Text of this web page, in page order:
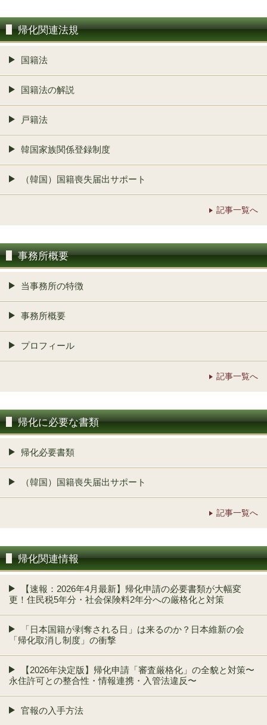
帰化関連法規
国籍法
国籍法の解説
戸籍法
韓国家族関係登録制度
（韓国）国籍喪失届出サポート
記事一覧へ
事務所概要
当事務所の特徴
事務所概要
プロフィール
記事一覧へ
帰化に必要な書類
帰化必要書類
（韓国）国籍喪失届出サポート
記事一覧へ
帰化関連情報
【速報：2026年4月最新】帰化申請の必要書類が大幅変
更！住民税5年分・社会保険料2年分への厳格化と対策
「日本国籍が剥奪される日」は来るのか？日本維新の会
「帰化取消し制度」の衝撃
【2026年決定版】帰化申請「審査厳格化」の全貌と対策〜
永住許可との整合性・情報連携・入管法違反〜
官報の入手方法